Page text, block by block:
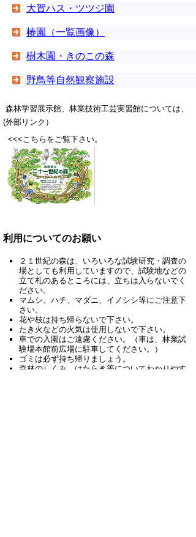
大賀ハス・ツツジ園
椿園（一覧画像）
樹木園・きのこの森
野鳥等自然観察施設
森林学習展示館、林業技術工芸実習館については、
(外部リンク）
<<<こちらをご覧下さい。
利用についてのお願い
２１世紀の森は、いろいろな試験研究・調査の
場としても利用していますので、試験地などの
立て札のあるところには、立ちは入らないでく
ださい。
マムシ、ハチ、マダニ、イノシシ等にご注意下
さい。
花や枝は持ち帰らないで下さい。
たき火などの火気は使用しないで下さい。
車での入園はご遠慮ください。（車は、林業試
験場本館前広場に駐車してください。）
ゴミは必ず持ち帰りましょう。
森林のしくみ、はたらき等についてわかりやす